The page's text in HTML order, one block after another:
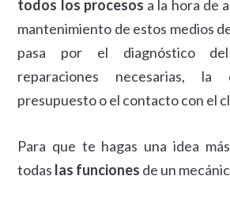
todos los procesos a la hora de
mantenimiento de estos medios
pasa por el diagnóstico
reparaciones necesarias, la
presupuesto o el contacto con el
Para que te hagas una idea
todas las funciones de un